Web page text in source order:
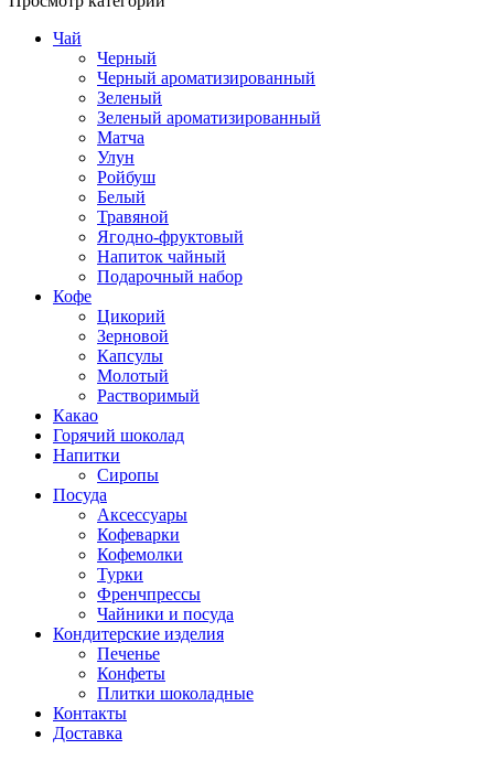
Чай
Черный
Черный ароматизированный
Зеленый
Зеленый ароматизированный
Матча
Улун
Ройбуш
Белый
Травяной
Ягодно-фруктовый
Напиток чайный
Подарочный набор
Кофе
Цикорий
Зерновой
Капсулы
Молотый
Растворимый
Какао
Горячий шоколад
Напитки
Сиропы
Посуда
Аксессуары
Кофеварки
Кофемолки
Турки
Френчпрессы
Чайники и посуда
Кондитерские изделия
Печенье
Конфеты
Плитки шоколадные
Контакты
Доставка